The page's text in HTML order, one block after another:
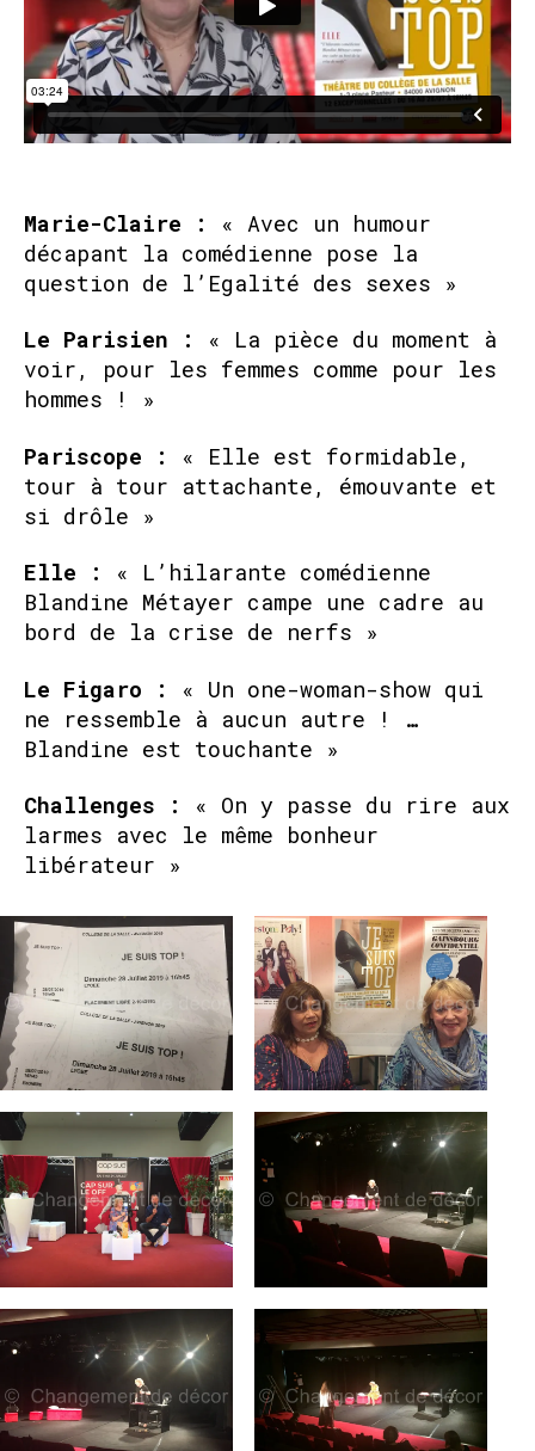
Marie-Claire :
« Avec un humour
décapant la comédienne pose la
question de l’Egalité des sexes »
Le Parisien :
« La pièce du moment à
voir, pour les femmes comme pour les
hommes ! »
Pariscope : « Elle est formidable,
tour à tour attachante, émouvante et
si drôle »
Elle : « L’hilarante comédienne
Blandine Métayer campe une cadre au
bord de la crise de nerfs »
Le Figaro : « Un one-woman-show qui
ne ressemble à aucun autre ! …
Blandine est touchante »
Challenges : « On y passe du rire aux
larmes avec le même bonheur
libérateur »